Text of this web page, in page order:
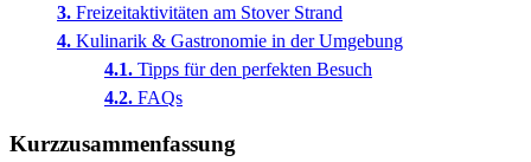
Freizeitaktivitäten am Stover Strand
Kulinarik & Gastronomie in der Umgebung
Tipps für den perfekten Besuch
FAQs
Kurzzusammenfassung